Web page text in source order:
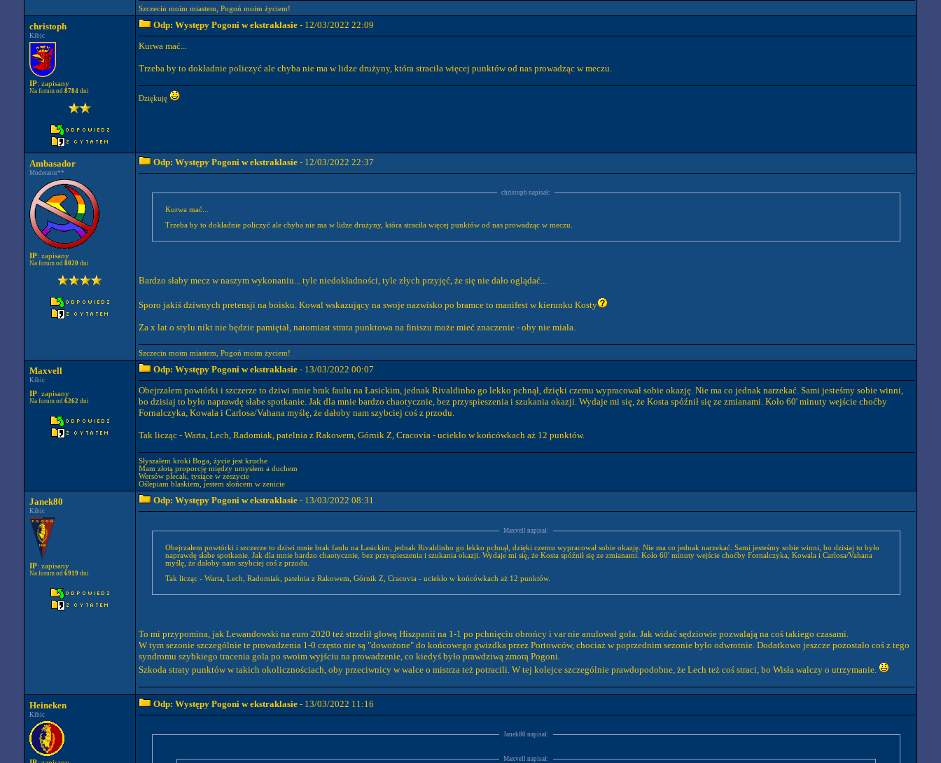
Szczecin moim miastem, Pogoń moim życiem!
christoph
Kibic
IP: zapisany
Na forum od 8784 dni
Odp: Występy Pogoni w ekstraklasie - 12/03/2022 22:09
Kurwa mać...
Trzeba by to dokładnie policzyć ale chyba nie ma w lidze drużyny, która straciła więcej punktów od nas prowadząc w meczu.
Dziękuję
Ambasador
Moderator**
IP: zapisany
Na forum od 8020 dni
Odp: Występy Pogoni w ekstraklasie - 12/03/2022 22:37
christoph napisał:
Kurwa mać...
Trzeba by to dokładnie policzyć ale chyba nie ma w lidze drużyny, która straciła więcej punktów od nas prowadząc w meczu.
Bardzo słaby mecz w naszym wykonaniu... tyle niedokładności, tyle złych przyjęć, że się nie dało oglądać...
Sporo jakiś dziwnych pretensji na boisku. Kowal wskazujący na swoje nazwisko po bramce to manifest w kierunku Kosty
Za x lat o stylu nikt nie będzie pamiętał, natomiast strata punktowa na finiszu może mieć znaczenie - oby nie miała.
Szczecin moim miastem, Pogoń moim życiem!
Maxvell
Kibic
IP: zapisany
Na forum od 6262 dni
Odp: Występy Pogoni w ekstraklasie - 13/03/2022 00:07
Obejrzałem powtórki i szczerze to dziwi mnie brak faulu na Łasickim, jednak Rivaldinho go lekko pchnął, dzięki czemu wypracował sobie okazję. Nie ma co jednak narzekać. Sami jesteśmy sobie winni,
bo dzisiaj to było naprawdę słabe spotkanie. Jak dla mnie bardzo chaotycznie, bez przyspieszenia i szukania okazji. Wydaje mi się, że Kosta spóźnił się ze zmianami. Koło 60' minuty wejście choćby
Fornalczyka, Kowala i Carlosa/Vahana myślę, że dałoby nam szybciej coś z przodu.
Tak licząc - Warta, Lech, Radomiak, patelnia z Rakowem, Górnik Z, Cracovia - uciekło w końcówkach aż 12 punktów.
Słyszałem kroki Boga, życie jest kruche
Mam złotą proporcję między umysłem a duchem
Wersów plecak, tysiące w zeszycie
Oślepiam blaskiem, jestem słońcem w zenicie
Janek80
Kibic
IP: zapisany
Na forum od 6919 dni
Odp: Występy Pogoni w ekstraklasie - 13/03/2022 08:31
Maxvell napisał:
Obejrzałem powtórki i szczerze to dziwi mnie brak faulu na Łasickim, jednak Rivaldinho go lekko pchnął, dzięki czemu wypracował sobie okazję. Nie ma co jednak narzekać. Sami jesteśmy sobie winni, bo dzisiaj to było
naprawdę słabe spotkanie. Jak dla mnie bardzo chaotycznie, bez przyspieszenia i szukania okazji. Wydaje mi się, że Kosta spóźnił się ze zmianami. Koło 60' minuty wejście choćby Fornalczyka, Kowala i Carlosa/Vahana
myślę, że dałoby nam szybciej coś z przodu.
Tak licząc - Warta, Lech, Radomiak, patelnia z Rakowem, Górnik Z, Cracovia - uciekło w końcówkach aż 12 punktów.
To mi przypomina, jak Lewandowski na euro 2020 też strzelił głową Hiszpanii na 1-1 po pchnięciu obrońcy i var nie anulował gola. Jak widać sędziowie pozwalają na coś takiego czasami.
W tym sezonie szczególnie te prowadzenia 1-0 często nie są "dowożone" do końcowego gwizdka przez Portowców, chociaż w poprzednim sezonie było odwrotnie. Dodatkowo jeszcze pozostało coś z tego
syndromu szybkiego tracenia gola po swoim wyjściu na prowadzenie, co kiedyś było prawdziwą zmorą Pogoni.
Szkoda straty punktów w takich okolicznościach, oby przeciwnicy w walce o mistrza też potracili. W tej kolejce szczególnie prawdopodobne, że Lech też coś straci, bo Wisła walczy o utrzymanie.
Heineken
Kibic
Odp: Występy Pogoni w ekstraklasie - 13/03/2022 11:16
Janek80 napisał:
Maxvell napisał: